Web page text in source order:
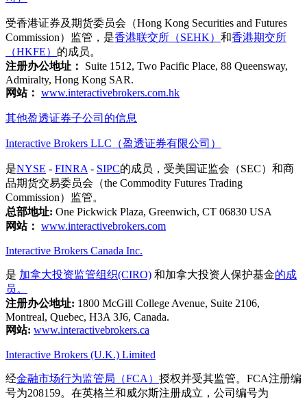
受香港证券及期货委员会（Hong Kong Securities and Futures
Commission）监管，是香港联交所（SEHK） 和香港期交所
（HKFE） 的成员。
注册办公地址：
Suite 1512, Two Pacific Place, 88 Queensway,
Admiralty, Hong Kong SAR.
网站： www.interactivebrokers.com.hk
其他盈透证券子公司的信息
Interactive Brokers LLC（盈透证券有限公司）
是NYSE - FINRA - SIPC的成员，受美国证监会（SEC）和商
品期货交易委员会（the Commodity Futures Trading
Commission）监管。
总部地址: One Pickwick Plaza, Greenwich, CT 06830 USA
网站： www.interactivebrokers.com
Interactive Brokers Canada Inc.
是 加拿大投资监管组织(CIRO) 和加拿大投资人保护基金的成
员。
注册办公地址: 1800 McGill College Avenue, Suite 2106,
Montreal, Quebec, H3A 3J6, Canada.
网站: www.interactivebrokers.ca
Interactive Brokers (U.K.) Limited
经金融市场行为监管局（FCA） 授权并受其监管。FCA注册编
号为208159。在英格兰和威尔斯注册成立，公司编号为